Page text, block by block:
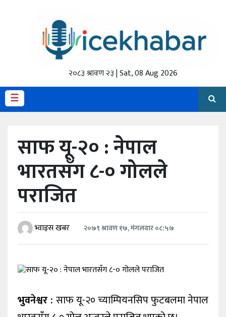
२०८३ श्रावण २३ | Sat, 08 Aug 2026
☰
मैथिली
प्रदेश
खेलकुद
साफ यू-२० : नेपाल
भारतसँग ८-० गोलले
पराजित
भ्वाइस खबर २०७९ श्रावण १७, मंगलवार ०८:५७
भुवनेश्वर : साफ यू-२० च्याम्पियनसिप फुटबलमा नेपाल